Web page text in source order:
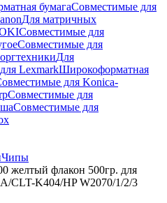
бумагаСовместимые для
Для матричных
Совместимые для
Совместимые для
Для
LexmarkШирокоформатная
для Konica-
Совместимые для
Совместимые для
Чипы
желтый флакон 500гр. для
CLT-K404/HP W2070/1/2/3